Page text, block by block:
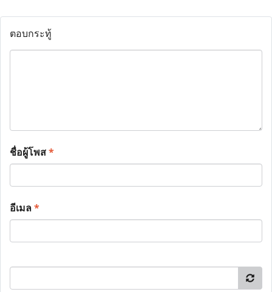
ตอบกระทู้
ชื่อผู้โพส*
อีเมล*